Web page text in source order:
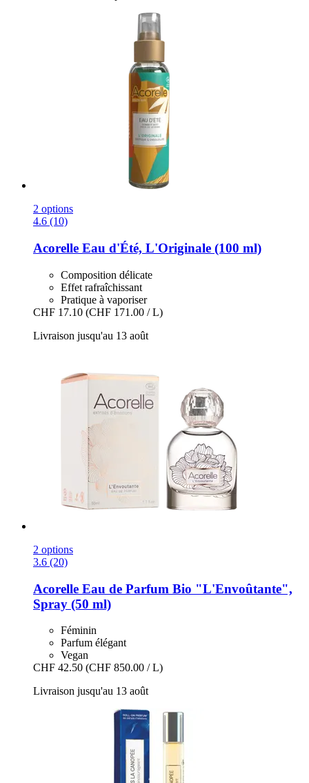
2 options
4.6 (10)
Acorelle Eau d'Été, L'Originale (100 ml)
Composition délicate
Effet rafraîchissant
Pratique à vaporiser
CHF 17.10 (CHF 171.00 / L)
Livraison jusqu'au 13 août
2 options
3.6 (20)
Acorelle Eau de Parfum Bio "L'Envoûtante",
Spray (50 ml)
Féminin
Parfum élégant
Vegan
CHF 42.50 (CHF 850.00 / L)
Livraison jusqu'au 13 août